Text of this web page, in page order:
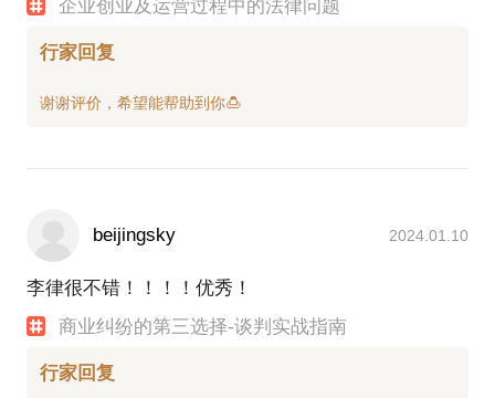
企业创业及运营过程中的法律问题
行家回复
beijingsky 2024.01.10
李律很不错！！！！优秀！
商业纠纷的第三选择-谈判实战指南
行家回复